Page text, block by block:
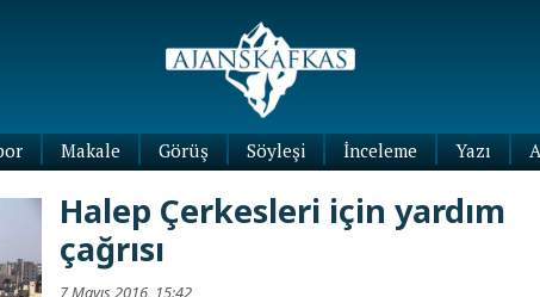
Makale Görüş Söyleşi İnceleme
Yazı
Yazıları
Halep Çerkesleri için yardım
çağrısı
7 Mayıs 2016, 15:42